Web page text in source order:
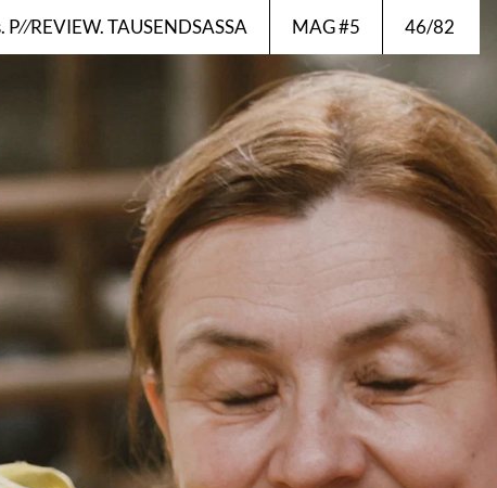
TAUSENDSASSA MAG #5 46/82